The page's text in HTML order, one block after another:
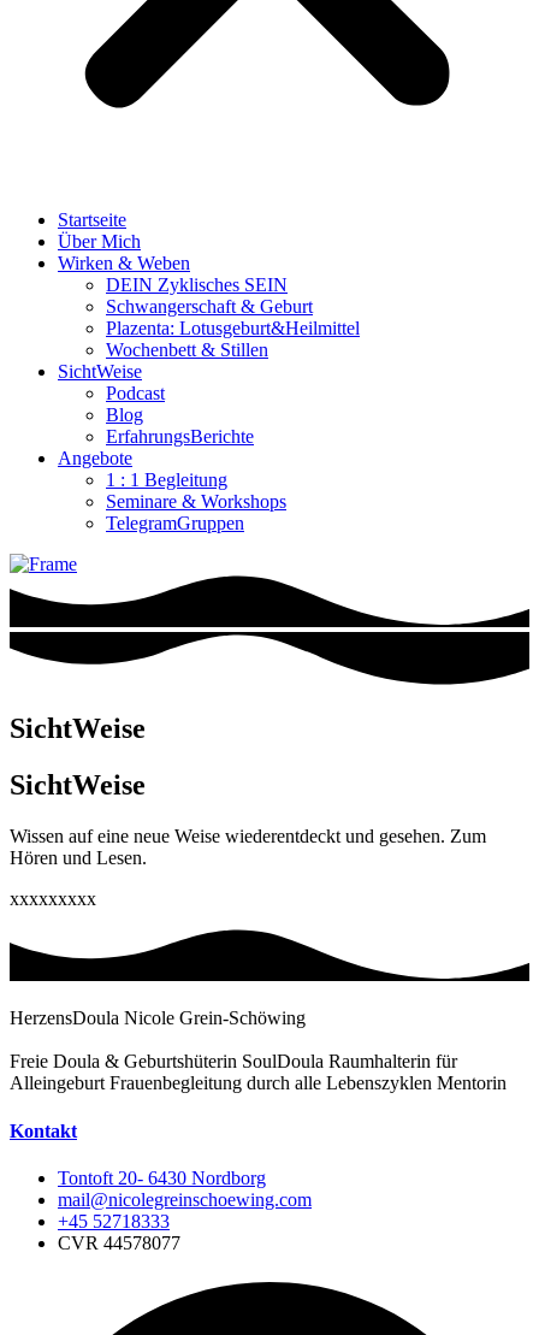
Startseite
Über Mich
Wirken & Weben
DEIN Zyklisches SEIN
Schwangerschaft & Geburt
Plazenta: Lotusgeburt&Heilmittel
Wochenbett & Stillen
SichtWeise
Podcast
Blog
ErfahrungsBerichte
Angebote
1 : 1 Begleitung
Seminare & Workshops
TelegramGruppen
SichtWeise
SichtWeise
Wissen auf eine neue Weise wiederentdeckt und gesehen. Zum
Hören und Lesen.
xxxxxxxxx
HerzensDoula Nicole Grein-Schöwing
Freie Doula & Geburtshüterin SoulDoula Raumhalterin für
Alleingeburt Frauenbegleitung durch alle Lebenszyklen Mentorin
Kontakt
Tontoft 20- 6430 Nordborg
mail@nicolegreinschoewing.com
+45 52718333
CVR 44578077